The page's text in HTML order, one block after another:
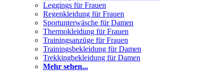
Leggings für Frauen
Regenkleidung für Frauen
Sportunterwäsche für Damen
Thermokleidung für Frauen
Trainingsanzüge für Frauen
Trainingsbekleidung für Damen
Trekkingbekleidung für Damen
Mehr sehen...